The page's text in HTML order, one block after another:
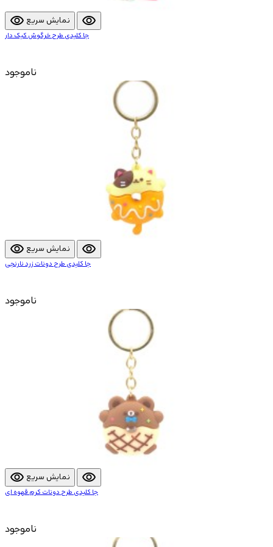
visibility نمایش سریع visibility
جا کلیدی طرح خرگوش کیک دار
ناموجود
visibility نمایش سریع visibility
جا کلیدی طرح دونات زرد نارنجی
ناموجود
visibility نمایش سریع visibility
جا کلیدی طرح دونات کرم قهوه ای
ناموجود